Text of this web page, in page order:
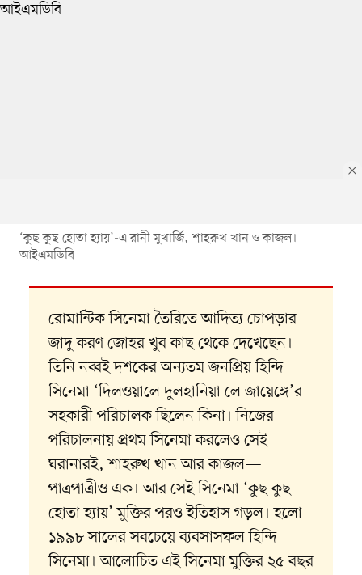
‘কুছ কুছ হোতা হ্যায়’-এ রানী মুখার্জি, শাহরুখ খান ও কাজল।
আইএমডিবি
রোমান্টিক সিনেমা তৈরিতে আদিত্য চোপড়ার
জাদু করণ জোহর খুব কাছ থেকে দেখেছেন।
তিনি নব্বই দশকের অন্যতম জনপ্রিয় হিন্দি
সিনেমা ‘দিলওয়ালে দুলহানিয়া লে জায়েঙ্গে’র
সহকারী পরিচালক ছিলেন কিনা। নিজের
পরিচালনায় প্রথম সিনেমা করলেও সেই
ঘরানারই, শাহরুখ খান আর কাজল—
পাত্রপাত্রীও এক। আর সেই সিনেমা ‘কুছ কুছ
হোতা হ্যায়’ মুক্তির পরও ইতিহাস গড়ল। হলো
১৯৯৮ সালের সবচেয়ে ব্যবসাসফল হিন্দি
সিনেমা। আলোচিত এই সিনেমা মুক্তির ২৫ বছর